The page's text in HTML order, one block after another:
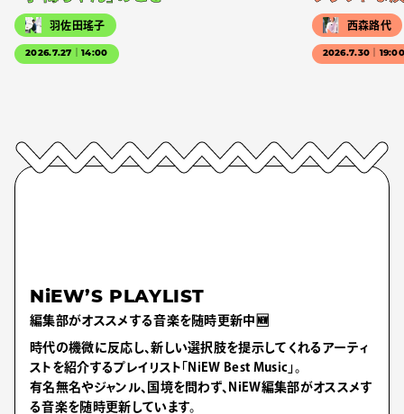
羽佐田瑤子
2026.7.27｜14:00
西森路代
2026.7.30｜
NiEW’S PLAYLIST
編集部がオススメする音楽を随時更新中🆕
時代の機微に反応し、新しい選択肢を提示してくれるアーティ
ストを紹介するプレイリスト「NiEW Best Music」。
有名無名やジャンル、国境を問わず、NiEW編集部がオススメす
る音楽を随時更新しています。